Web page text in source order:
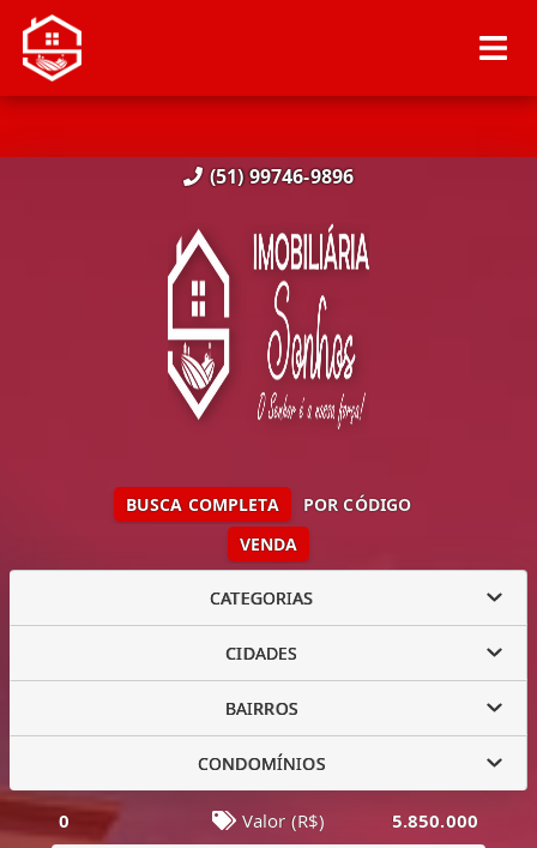
(51) 99746-9896
VENDA
BUSCA COMPLETA POR CÓDIGO
CATEGORIAS
CIDADES
BAIRROS
CONDOMÍNIOS
0 Valor (R$) 5.850.000